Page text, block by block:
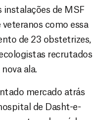
instalações de MSF
como essa
de 23 obstetrizes,
recrutados
ala.
mercado atrás
de Dasht-e-